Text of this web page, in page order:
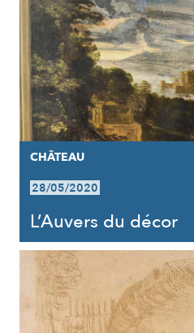
CHÂTEAU
28/05/2020
L’Auvers du décor